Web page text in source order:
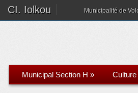
CI. Iolkou Municipalité de
Municipal Section H » Culture